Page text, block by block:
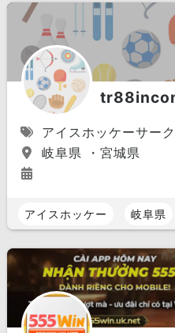
アイスホッケーサー
岐阜県 ・宮城県
アイスホッケー 岐阜県